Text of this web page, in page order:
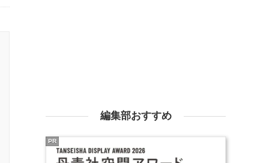
編集部おすすめ
PR